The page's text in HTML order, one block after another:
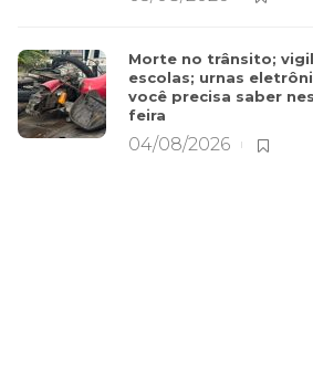
Morte no trânsito;
escolas; urnas
você precisa saber
feira
04/08/2026